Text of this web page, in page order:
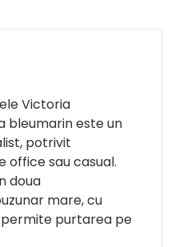
Victoria
bleumarin este un
potrivit
sau casual.
doua
mare, cu
purtarea pe